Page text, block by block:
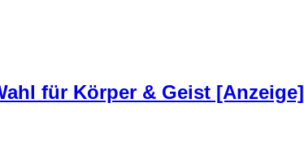
für Körper & Geist [Anzeige]